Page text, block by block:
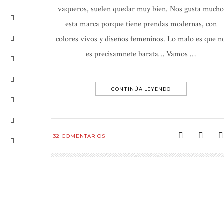
vaqueros, suelen quedar muy bien. Nos gusta mucho
esta marca porque tiene prendas modernas, con
colores vivos y diseños femeninos. Lo malo es que
es precisamnete barata… Vamos …
CONTINÚA LEYENDO
32 COMENTARIOS